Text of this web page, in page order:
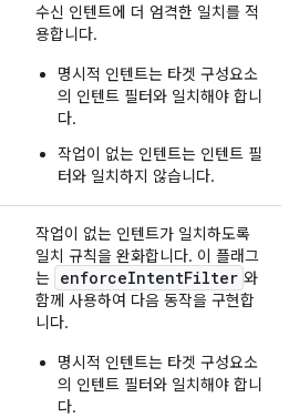
수신 인텐트에 더 엄격한 일치를 적
용합니다.
명시적 인텐트는 타겟 구성요소
의 인텐트 필터와 일치해야 합니
다.
작업이 없는 인텐트는 인텐트 필
터와 일치하지 않습니다.
작업이 없는 인텐트가 일치하도록
일치 규칙을 완화합니다. 이 플래그
는 enforceIntentFilter 와
함께 사용하여 다음 동작을 구현합
니다.
명시적 인텐트는 타겟 구성요소
의 인텐트 필터와 일치해야 합니
다.